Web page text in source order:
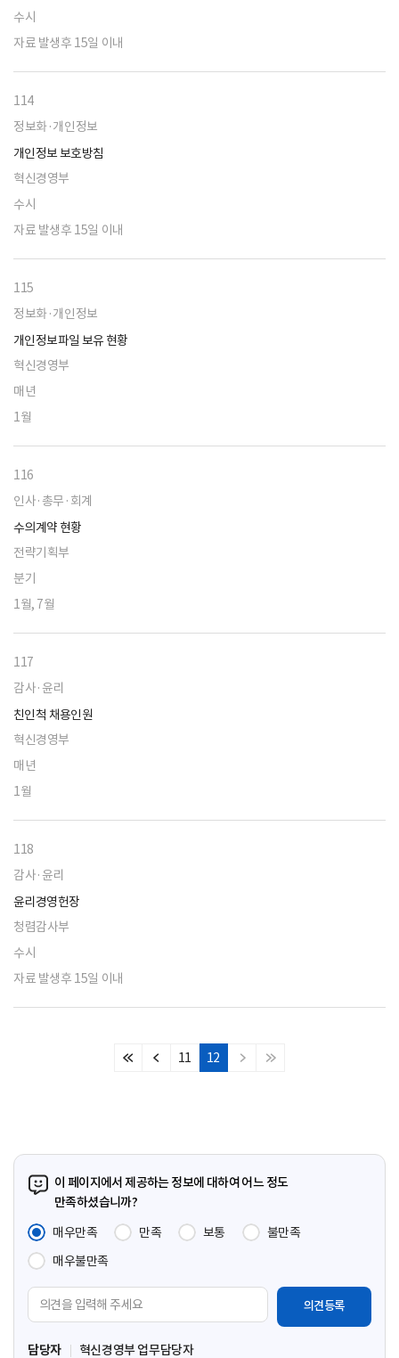
수시
자료 발생후 15일 이내
114
정보화·개인정보
개인정보 보호방침
혁신경영부
수시
자료 발생후 15일 이내
115
정보화·개인정보
개인정보파일 보유 현황
혁신경영부
매년
1월
116
인사·총무·회계
수의계약 현황
전략기획부
분기
1월, 7월
117
감사·윤리
친인척 채용인원
혁신경영부
매년
1월
118
감사·윤리
윤리경영헌장
청렴감사부
수시
자료 발생후 15일 이내
처
이
11 12
다
마
이 페이지에서 제공하는 정보에 대하여 어느 정도
만족하셨습니까?
매우만족
만족 보통
불만족
매우불만족
견
입
담당자 혁신경영부 업무담당자